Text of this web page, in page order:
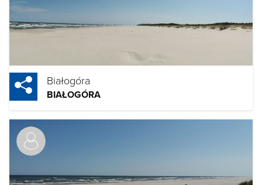
Białogóra
BIAŁOGÓRA